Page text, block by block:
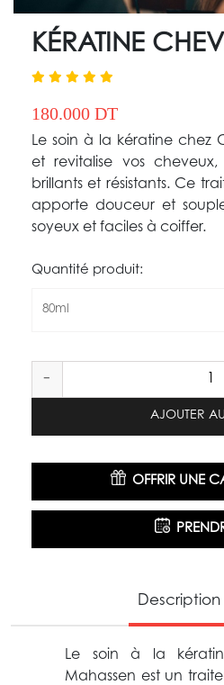
KÉRATINE
180.000 DT
Le soin à la kératine chez
et revitalise vos cheveux,
brillants et résistants. Ce
apporte douceur et
soyeux et faciles à coiffer.
Quantité produit:
80ml
-
OFFRIR UNE
Description
Le soin à la
Mahassen est un